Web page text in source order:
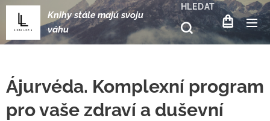
Knihy stále majú svoju
váhu
HLEDAT
Ájurvéda. Komplexní program
pro vaše zdraví a duševní